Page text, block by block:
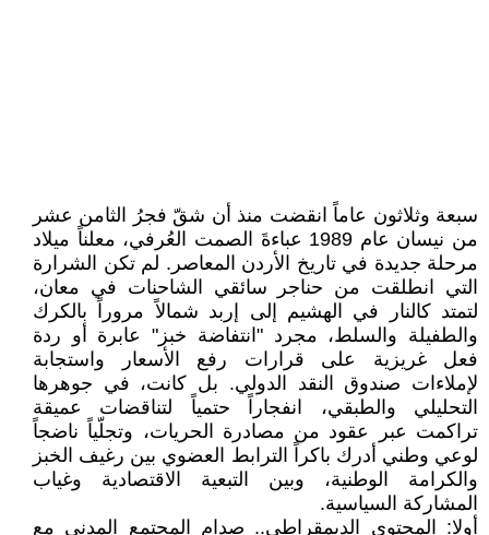
سبعة وثلاثون عاماً انقضت منذ أن شقّ فجرُ الثامن عشر
من نيسان عام 1989 عباءةَ الصمت العُرفي، معلناً ميلاد
مرحلة جديدة في تاريخ الأردن المعاصر. لم تكن الشرارة
التي انطلقت من حناجر سائقي الشاحنات في معان،
لتمتد كالنار في الهشيم إلى إربد شمالاً مروراً بالكرك
والطفيلة والسلط، مجرد "انتفاضة خبز" عابرة أو ردة
فعل غريزية على قرارات رفع الأسعار واستجابة
لإملاءات صندوق النقد الدولي. بل كانت، في جوهرها
التحليلي والطبقي، انفجاراً حتمياً لتناقضات عميقة
تراكمت عبر عقود من مصادرة الحريات، وتجلّياً ناضجاً
لوعي وطني أدرك باكراً الترابط العضوي بين رغيف الخبز
والكرامة الوطنية، وبين التبعية الاقتصادية وغياب
المشاركة السياسية.
أولا: المحتوى الديمقراطي.. صدام المجتمع المدني مع